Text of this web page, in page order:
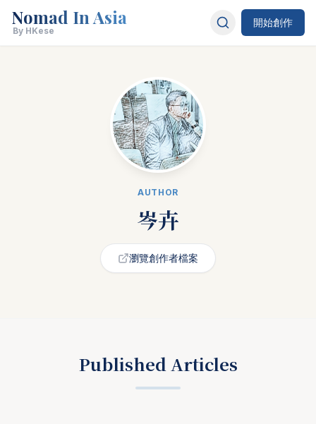
Nomad In Asia
By HKese
開始創作
AUTHOR
岑卉
瀏覽創作者檔案
Published Articles